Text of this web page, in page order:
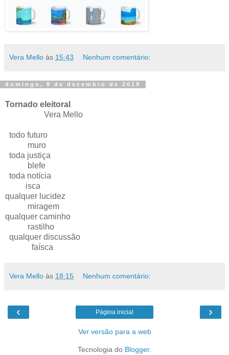
Vera Mello às 15:43 Nenhum comentário:
domingo, 8 de dezembro de 2019
Tornado eleitoral
Vera Mello
todo futuro
muro
toda justiça
blefe
toda notícia
isca
qualquer lucidez
miragem
qualquer caminho
rastilho
qualquer discussão
faísca
Vera Mello às 18:15 Nenhum comentário:
‹ ›
Página inicial
Ver versão para a web
Tecnologia do Blogger.